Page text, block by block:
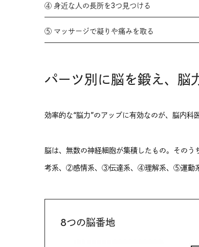
④ 身近な人の長所を3つ見つける
⑤ マッサージで凝りや痛みを取る
パーツ別に脳を鍛え、脳
効率的な“脳力”のアップに有効なのが、脳内科
脳は、無数の神経細胞が集積したもの。その
考系、②感情系、③伝達系、④理解系、⑤運動
8つの脳番地